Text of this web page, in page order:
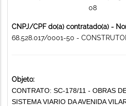
08
CNPJ/CPF do(a) contratado(a) -
68.528.017/0001-50 -
Objeto:
CONTRATO: SC-178/11 - OBRAS
SISTEMA VIARIO DA AVENIDA